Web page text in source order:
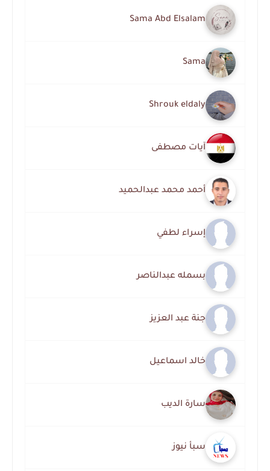
Sama Abd Elsalam
Sama
Shrouk eldaly
آيات مصطفى
أحمد محمد عبدالحميد
إسراء لطفي
بسمله عبدالناصر
جنة عبد العزيز
خالد اسماعيل
سارة الديب
سبأ نيوز